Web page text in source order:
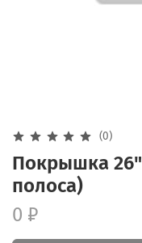
(0)
Покрышка
полоса)
0 ₽